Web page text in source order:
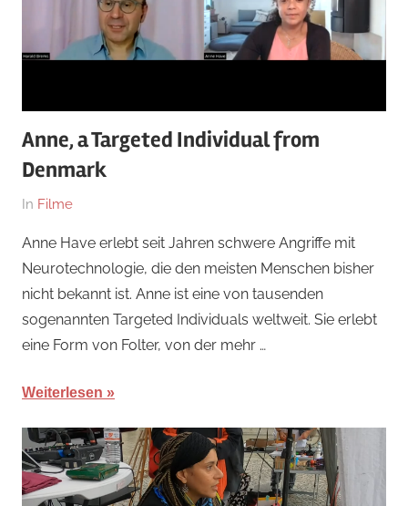
Anne, a Targeted Individual from
Denmark
Am
November
2023
Von
In Filme
Anne Have erlebt seit Jahren schwere Angriffe mit
Neurotechnologie, die den meisten Menschen bisher
nicht bekannt ist. Anne ist eine von tausenden
sogenannten Targeted Individuals weltweit. Sie erlebt
eine Form von Folter, von der mehr …
Weiterlesen